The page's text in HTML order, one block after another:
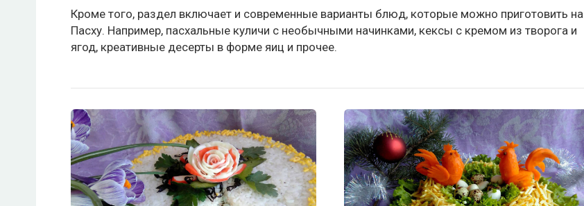
Кроме того, раздел включает и современные варианты блюд, которые можно приготовить на
Пасху. Например, пасхальные куличи с необычными начинками, кексы с кремом из творога и
ягод, креативные десерты в форме яиц и прочее.